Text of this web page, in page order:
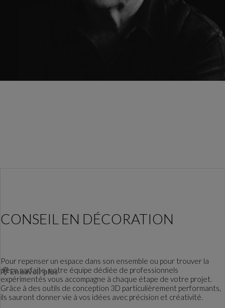
CONSEIL EN DÉCORATION
Pour repenser un espace dans son ensemble ou pour trouver la
pièce parfaite, notre équipe dédiée de professionnels
expérimentés vous accompagne à chaque étape de votre projet.
Grâce à des outils de conception 3D particulièrement performants,
ils sauront donner vie à vos idées avec précision et créativité.
En savoir plus